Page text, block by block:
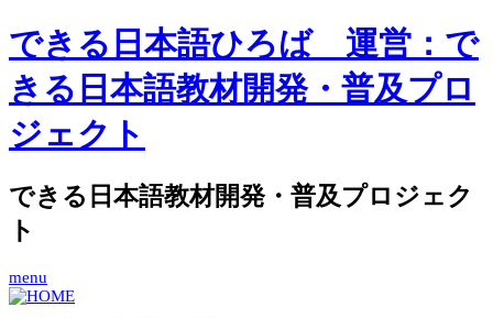
できる日本語ひろば 運営：で
きる日本語教材開発・普及プロ
ジェクト
できる日本語教材開発・普及プロジェク
ト
menu